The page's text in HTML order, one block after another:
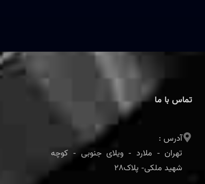
تماس با ما
آدرس :
تهران - ملارد - ویلای جنوبی - کوچه
شهید ملکی- پلاک28